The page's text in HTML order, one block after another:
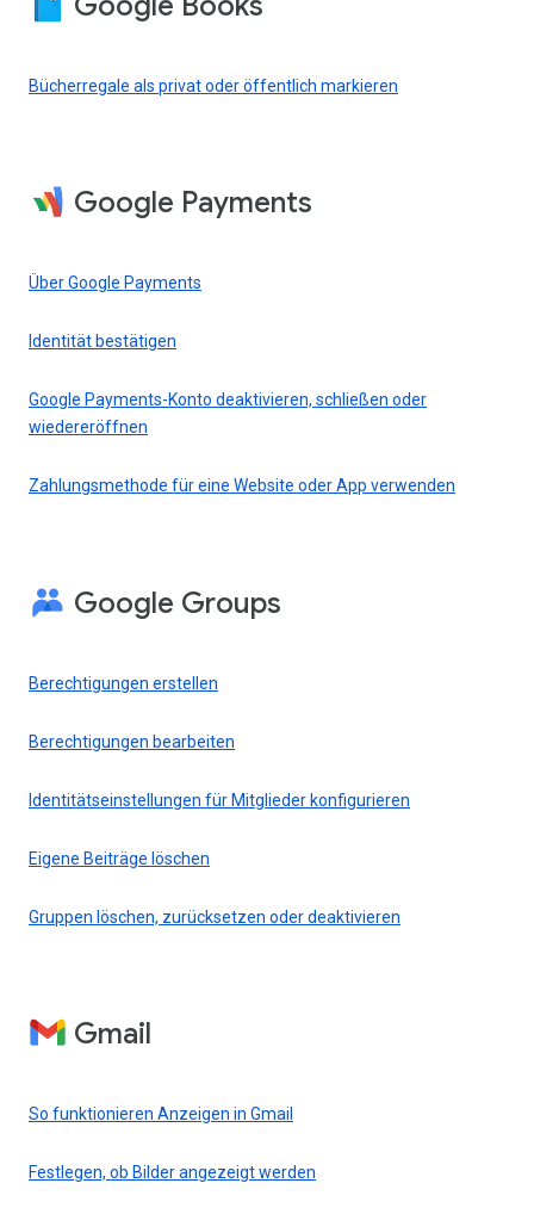
Bücherregale als privat oder öffentlich markieren
Google Payments
Über Google Payments
Identität bestätigen
Google Payments-Konto deaktivieren, schließen oder
wiedereröffnen
Zahlungsmethode für eine Website oder App verwenden
Google Groups
Berechtigungen erstellen
Berechtigungen bearbeiten
Identitätseinstellungen für Mitglieder konfigurieren
Eigene Beiträge löschen
Gruppen löschen, zurücksetzen oder deaktivieren
Gmail
So funktionieren Anzeigen in Gmail
Festlegen, ob Bilder angezeigt werden